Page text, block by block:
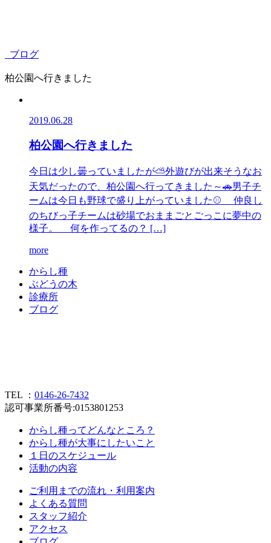
ブログ
柏公園へ行きました
2019.06.28
柏公園へ行きました
今日は少し曇っていましたが⛅外遊びが出来そうなお
天気だったので、柏公園へ行ってきました～🚗男子チ
ームは今日も野球で盛り上がっていました⚾ 仲良し
のちびっ子チームは砂場でおままごとごっこに夢中の
様子。 何を作ってるの？ […]
more
から し種
ぶどう の木
診療所
ブロ グ
TEL ： 0146-26-7432
認可事業所番号:0153801253
からし種ってどんなところ？
からし種が大事にしたいこと
１日のスケジュール
活動の内容
ご利用までの流れ・利用案内
よくある質問
スタッフ紹介
アクセス